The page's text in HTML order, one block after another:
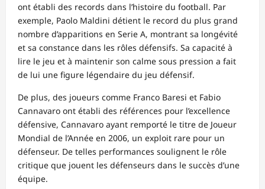
ont établi des records dans l’histoire du football. Par
exemple, Paolo Maldini détient le record du plus grand
nombre d’apparitions en Serie A, montrant sa longévité
et sa constance dans les rôles défensifs. Sa capacité à
lire le jeu et à maintenir son calme sous pression a fait
de lui une figure légendaire du jeu défensif.
De plus, des joueurs comme Franco Baresi et Fabio
Cannavaro ont établi des références pour l’excellence
défensive, Cannavaro ayant remporté le titre de Joueur
Mondial de l’Année en 2006, un exploit rare pour un
défenseur. De telles performances soulignent le rôle
critique que jouent les défenseurs dans le succès d’une
équipe.